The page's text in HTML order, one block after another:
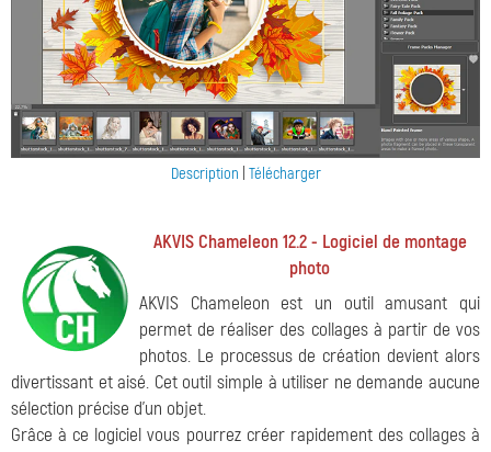
Description Télécharger
AKVIS Chameleon 12.2 - Logiciel de montage
photo
AKVIS Chameleon est un outil amusant qui
permet de réaliser des collages à partir de vos
photos. Le processus de création devient alors
divertissant et aisé. Cet outil simple à utiliser ne demande aucune
sélection précise d'un objet.
Grâce à ce logiciel vous pourrez créer rapidement des collages à